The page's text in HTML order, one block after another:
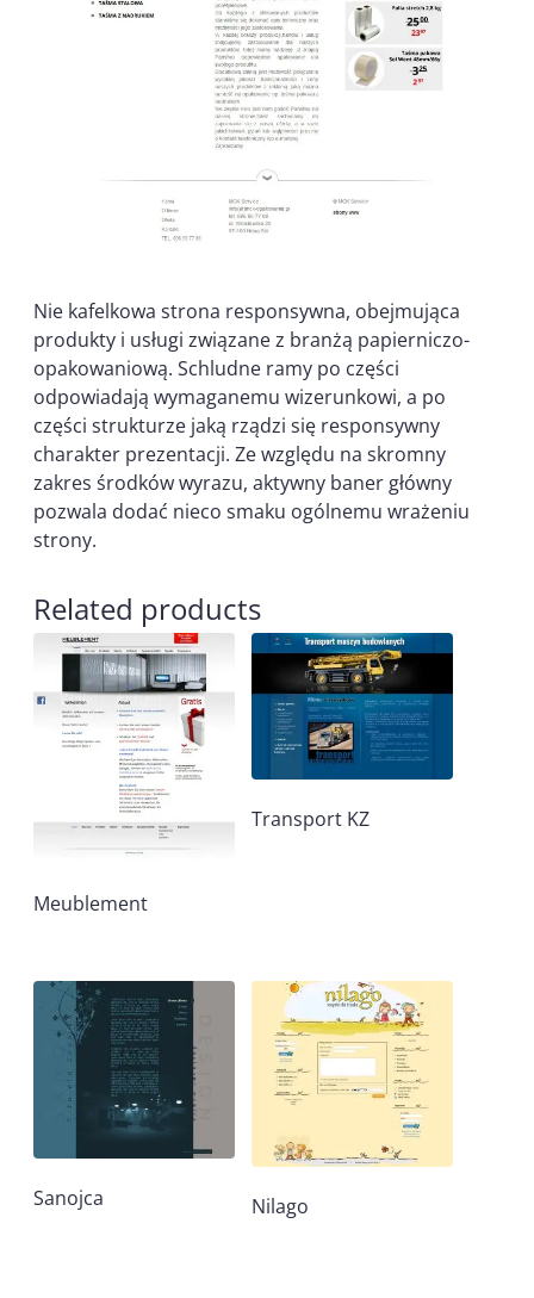
Nie kafelkowa strona responsywna, obejmująca
produkty i usługi związane z branżą papierniczo-
opakowaniową. Schludne ramy po części
odpowiadają wymaganemu wizerunkowi, a po
części strukturze jaką rządzi się responsywny
charakter prezentacji. Ze względu na skromny
zakres środków wyrazu, aktywny baner główny
pozwala dodać nieco smaku ogólnemu wrażeniu
strony.
Related products
Meublement
Transport KZ
Sanojca Nilago